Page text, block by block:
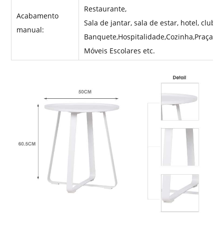
Acabamento
manual:
Restaurante,
Sala de jantar, sala de estar, hotel,
Móveis Escolares etc.